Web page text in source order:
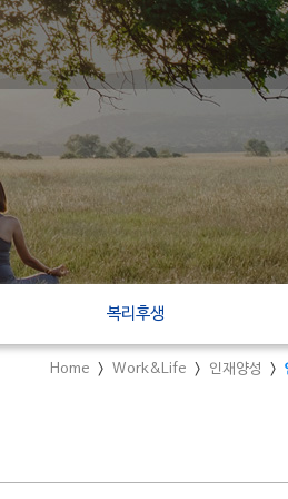
Home Work&Life 인재양성
복리후생